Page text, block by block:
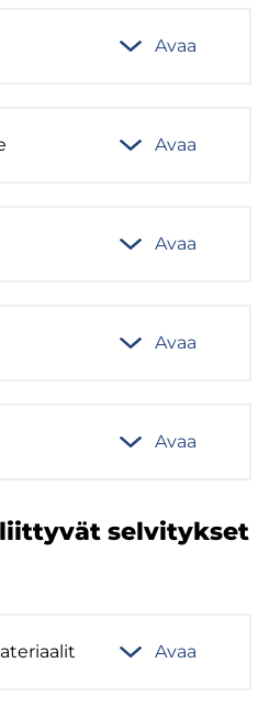
Avaa
Avaa
Avaa
Avaa
Avaa
liit­ty­vät sel­vi­tyk­set
Avaa